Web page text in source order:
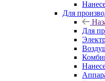
Для
Для